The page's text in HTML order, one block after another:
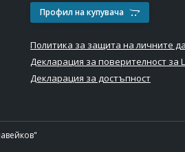
Профил на купувача
Политика за защита на личните
Декларация за поверителност за
Декларация за достъпност